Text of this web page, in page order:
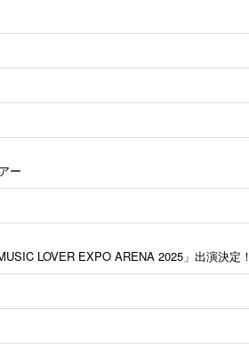
ー
LOVER EXPO ARENA 2025」出演決定！